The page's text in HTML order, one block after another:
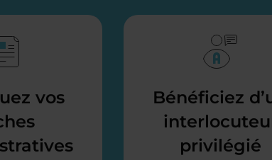
vos
Bénéficiez
privilégié